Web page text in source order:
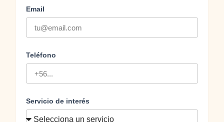
Email
Teléfono
Servicio de interés